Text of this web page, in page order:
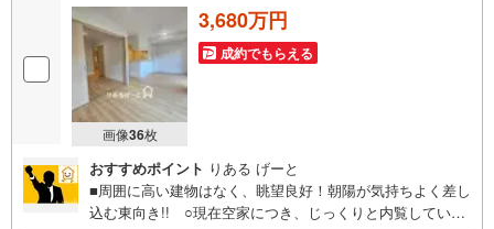
画像36枚
3,680万円
成約でもらえる
おすすめポイント りある げーと
■周囲に高い建物はなく、眺望良好！朝陽が気持ちよく差し
込む東向き!! ○現在空家につき、じっくりと内覧していた